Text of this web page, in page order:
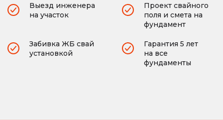
Выезд инженера
на участок
Проект свайного
поля и смета на
фундамент
Забивка ЖБ свай
установкой
Гарантия 5 лет
на все
фундаменты